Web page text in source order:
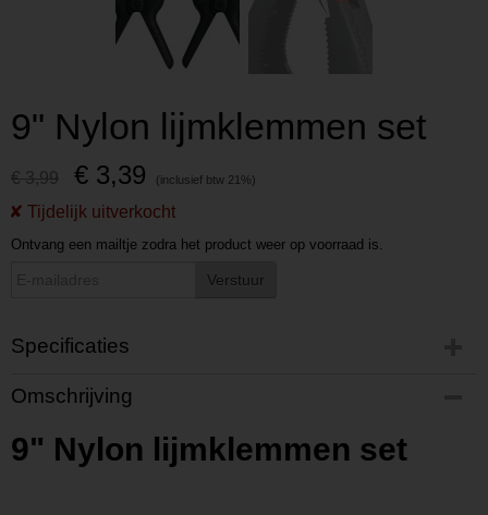
9" Nylon lijmklemmen set
€ 3,99 € 3,39
Ontvang een mailtje zodra het product weer op voorraad is.
Verstuur
Specificaties
Productcode
P201803130920
Productcode leverancier
L201803130920
Omschrijving
9" Nylon lijmklemmen set